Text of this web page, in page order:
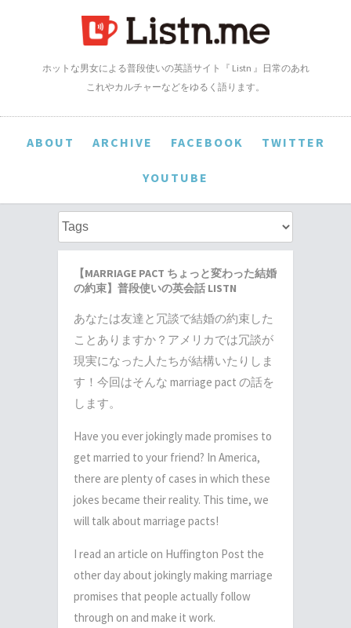
ホットな男女による普段使いの英語サイト『 Listn 』日常のあれ
これやカルチャーなどをゆるく語ります。
ABOUT ARCHIVE FACEBOOK TWITTER
YOUTUBE
【MARRIAGE PACT ちょっと変わった結婚
の約束】普段使いの英会話 LISTN
あなたは友達と冗談で結婚の約束した
ことありますか？アメリカでは冗談が
現実になった人たちが結構いたりしま
す！今回はそんな marriage pact の話を
します。
Have you ever jokingly made promises to
get married to your friend? In America,
there are plenty of cases in which these
jokes became their reality. This time, we
will talk about marriage pacts!
I read an article on Huffington Post the
other day about jokingly making marriage
promises that people actually follow
through on and make it work.